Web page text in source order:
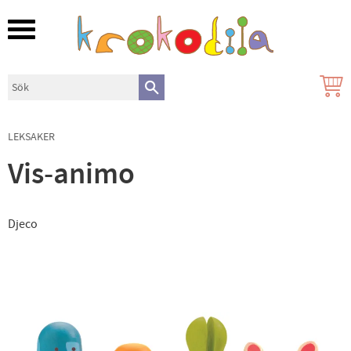
Meny
LEKSAKER
Vis-animo
Djeco